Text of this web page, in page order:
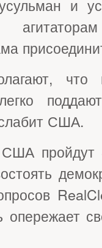
и
что
США.
пройдут
опережает